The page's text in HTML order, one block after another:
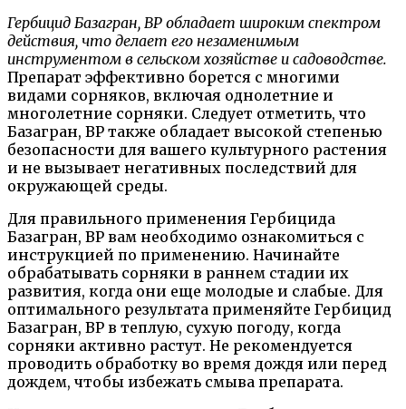
Гербицид Базагран, ВР обладает широким спектром
действия, что делает его незаменимым
инструментом в сельском хозяйстве и садоводстве.
Препарат эффективно борется с многими
видами сорняков, включая однолетние и
многолетние сорняки. Следует отметить, что
Базагран, ВР также обладает высокой степенью
безопасности для вашего культурного растения
и не вызывает негативных последствий для
окружающей среды.
Для правильного применения Гербицида
Базагран, ВР вам необходимо ознакомиться с
инструкцией по применению. Начинайте
обрабатывать сорняки в раннем стадии их
развития, когда они еще молодые и слабые. Для
оптимального результата применяйте Гербицид
Базагран, ВР в теплую, сухую погоду, когда
сорняки активно растут. Не рекомендуется
проводить обработку во время дождя или перед
дождем, чтобы избежать смыва препарата.